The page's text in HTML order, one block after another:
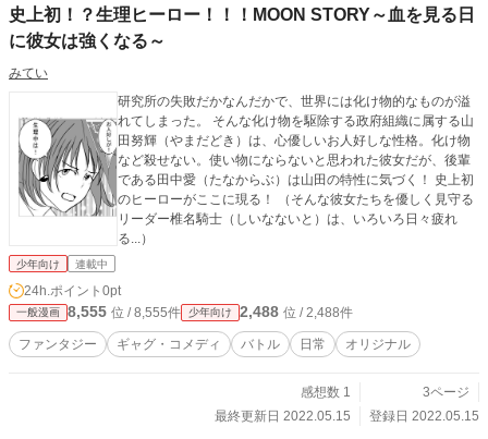
史上初！？生理ヒーロー！！！MOON STORY～血を見る日
に彼女は強くなる～
みてい
研究所の失敗だかなんだかで、世界には化け物的なものが溢
れてしまった。 そんな化け物を駆除する政府組織に属する山
田努輝（やまだどき）は、心優しいお人好しな性格。化け物
など殺せない。使い物にならないと思われた彼女だが、後輩
である田中愛（たなからぶ）は山田の特性に気づく！ 史上初
のヒーローがここに現る！ （そんな彼女たちを優しく見守る
リーダー椎名騎士（しいなないと）は、いろいろ日々疲れ
る...）
少年向け 連載中
24h.ポイント 0pt
一般漫画 8,555 位 / 8,555件 少年向け 2,488 位 / 2,488件
ファンタジー ギャグ・コメディ バトル 日常 オリジナル
感想数 1
3ページ
最終更新日 2022.05.15
登録日 2022.05.15